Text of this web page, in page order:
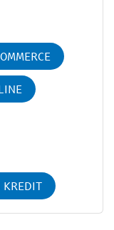
KREDIT